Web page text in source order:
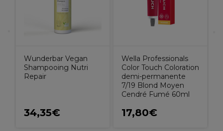
Wunderbar Vegan
Shampooing Nutri
Repair
34,35€
Wella Professionals
Color Touch Coloration
demi-permanente
7/19 Blond Moyen
Cendré Fumé 60ml
17,80€